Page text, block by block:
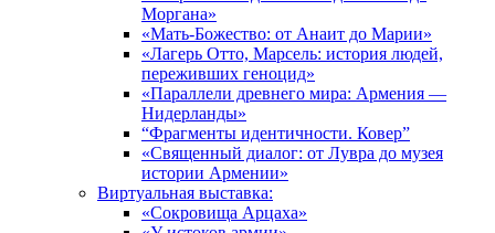
Моргана»
«Мать-Божество: от Анаит до Марии»
«Лагерь Отто, Марсель: история людей,
переживших геноцид»
«Параллели древнего мира: Армения —
Нидерланды»
“Фрагменты идентичности. Ковер”
«Священный диалог: от Лувра до музея
истории Армении»
Виртуальная выставка:
«Сокровища Арцаха»